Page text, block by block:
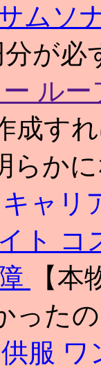
ムソ
分が
ル
成す
らか
キャリ
ト コ
【
った
服